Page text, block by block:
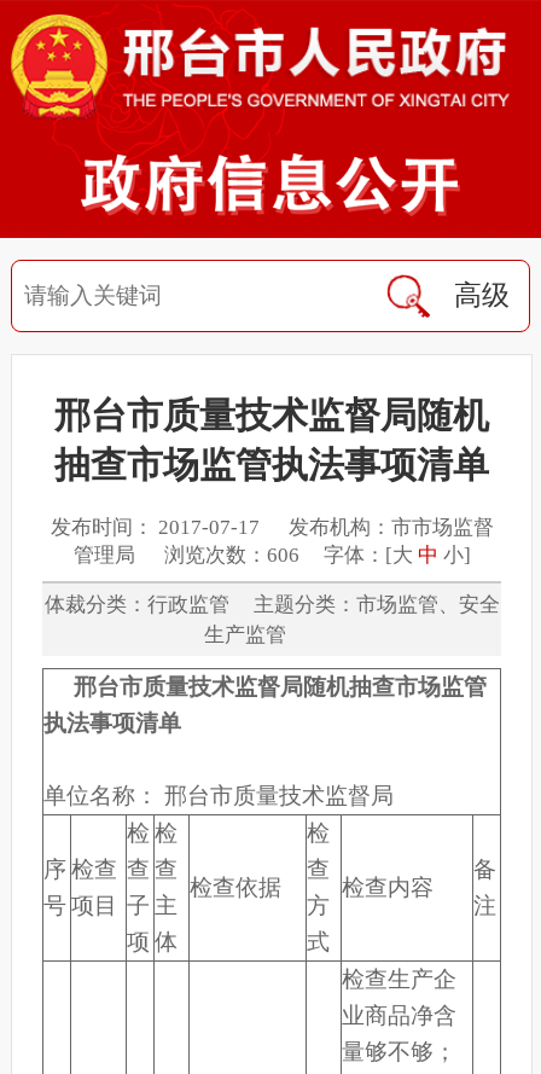
高级
邢台市质量技术监督局随机
抽查市场监管执法事项清单
发布时间： 2017-07-17 发布机构：市市场监督
管理局 浏览次数：606 字体：[大 中 小]
体裁分类：行政监管 主题分类：市场监管、安全
生产监管
邢台市质量技术监督局随机抽查市场监管
执法事项清单
单位名称： 邢台市质量技术监督局
序
号
检查
项目
检
查
子
项
检
查
主
体
检查依据
检
查
方
式
检查内容
备
注
检查生产企
业商品净含
量够不够；